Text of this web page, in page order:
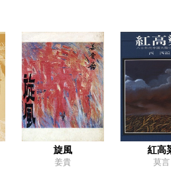
旋風
姜貴
紅高
莫言